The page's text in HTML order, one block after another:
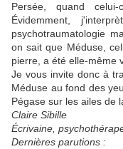
Persée, quand
Évidemment,
psychotraumatologie
on sait que Méduse,
pierre, a été elle-même
Je vous invite donc à
Méduse au fond des
Pégase sur les ailes de
Claire Sibille
Écrivaine,
Dernières parutions :